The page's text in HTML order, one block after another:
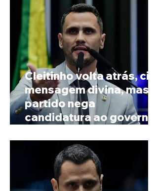
Cleitinho volta atrás, cita
mensagem divina, mas
partido nega
candidatura ao governo